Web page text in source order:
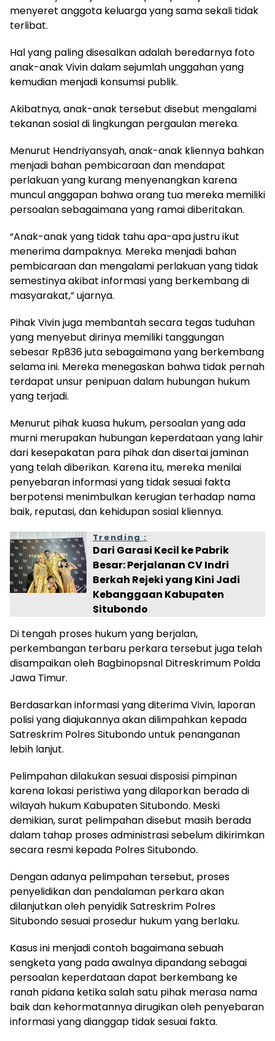
menyeret anggota keluarga yang sama sekali tidak
terlibat.
Hal yang paling disesalkan adalah beredarnya foto
anak-anak Vivin dalam sejumlah unggahan yang
kemudian menjadi konsumsi publik.
Akibatnya, anak-anak tersebut disebut mengalami
tekanan sosial di lingkungan pergaulan mereka.
Menurut Hendriyansyah, anak-anak kliennya bahkan
menjadi bahan pembicaraan dan mendapat
perlakuan yang kurang menyenangkan karena
muncul anggapan bahwa orang tua mereka memiliki
persoalan sebagaimana yang ramai diberitakan.
“Anak-anak yang tidak tahu apa-apa justru ikut
menerima dampaknya. Mereka menjadi bahan
pembicaraan dan mengalami perlakuan yang tidak
semestinya akibat informasi yang berkembang di
masyarakat,” ujarnya.
Pihak Vivin juga membantah secara tegas tuduhan
yang menyebut dirinya memiliki tanggungan
sebesar Rp836 juta sebagaimana yang berkembang
selama ini. Mereka menegaskan bahwa tidak pernah
terdapat unsur penipuan dalam hubungan hukum
yang terjadi.
Menurut pihak kuasa hukum, persoalan yang ada
murni merupakan hubungan keperdataan yang lahir
dari kesepakatan para pihak dan disertai jaminan
yang telah diberikan. Karena itu, mereka menilai
penyebaran informasi yang tidak sesuai fakta
berpotensi menimbulkan kerugian terhadap nama
baik, reputasi, dan kehidupan sosial kliennya.
Trending :
Dari Garasi Kecil ke Pabrik
Besar: Perjalanan CV Indri
Berkah Rejeki yang Kini Jadi
Kebanggaan Kabupaten
Situbondo
Di tengah proses hukum yang berjalan,
perkembangan terbaru perkara tersebut juga telah
disampaikan oleh Bagbinopsnal Ditreskrimum Polda
Jawa Timur.
Berdasarkan informasi yang diterima Vivin, laporan
polisi yang diajukannya akan dilimpahkan kepada
Satreskrim Polres Situbondo untuk penanganan
lebih lanjut.
Pelimpahan dilakukan sesuai disposisi pimpinan
karena lokasi peristiwa yang dilaporkan berada di
wilayah hukum Kabupaten Situbondo. Meski
demikian, surat pelimpahan disebut masih berada
dalam tahap proses administrasi sebelum dikirimkan
secara resmi kepada Polres Situbondo.
Dengan adanya pelimpahan tersebut, proses
penyelidikan dan pendalaman perkara akan
dilanjutkan oleh penyidik Satreskrim Polres
Situbondo sesuai prosedur hukum yang berlaku.
Kasus ini menjadi contoh bagaimana sebuah
sengketa yang pada awalnya dipandang sebagai
persoalan keperdataan dapat berkembang ke
ranah pidana ketika salah satu pihak merasa nama
baik dan kehormatannya dirugikan oleh penyebaran
informasi yang dianggap tidak sesuai fakta.